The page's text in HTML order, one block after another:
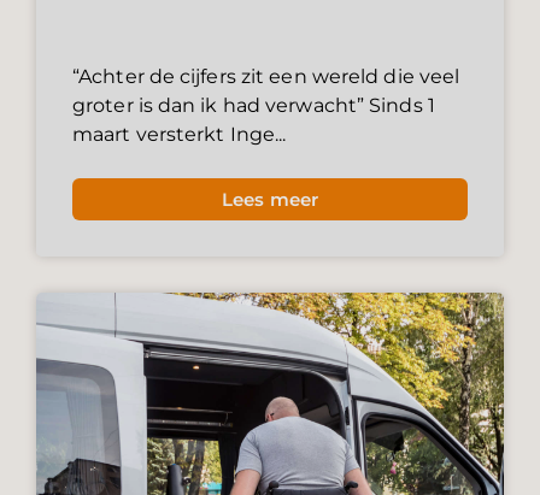
“Achter de cijfers zit een wereld die veel
groter is dan ik had verwacht” Sinds 1
maart versterkt Inge...
Lees meer